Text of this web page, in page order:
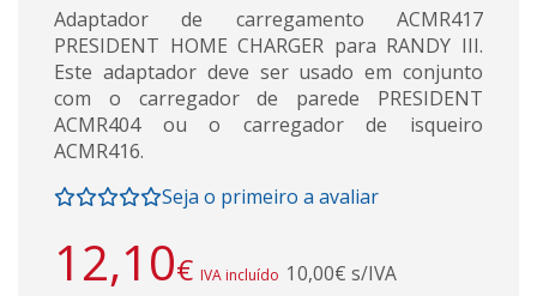
Adaptador de carregamento ACMR417
PRESIDENT HOME CHARGER para RANDY III.
Este adaptador deve ser usado em conjunto
com o carregador de parede PRESIDENT
ACMR404 ou o carregador de isqueiro
ACMR416.
Seja o primeiro a avaliar
12,10€ IVA incluído 10,00€ s/IVA